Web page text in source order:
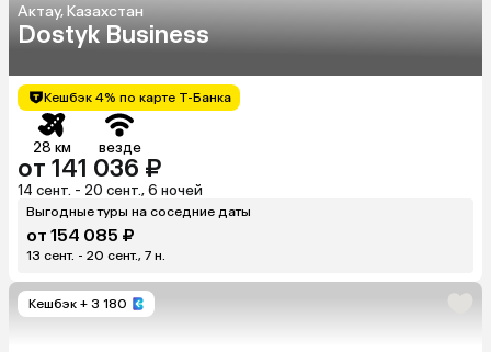
Актау, Казахстан
Dostyk Business
Кешбэк 4% по карте Т-Банка
28 км везде
от 141 036 ₽
14 сент. - 20 сент., 6 ночей
Выгодные туры на соседние даты
от 154 085 ₽
13 сент. - 20 сент., 7 н.
Кешбэк + 3 180